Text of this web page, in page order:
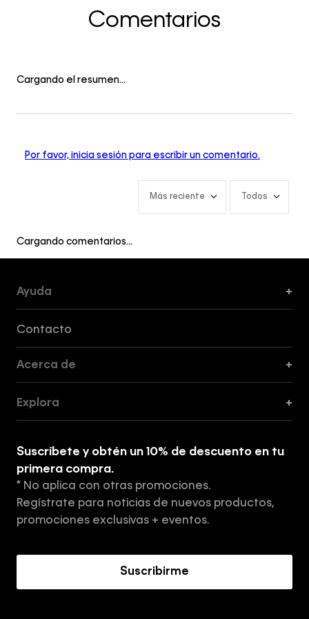
Comentarios
Cargando el resumen…
Por favor, inicia sesión para escribir un comentario.
Más reciente Todos
Cargando comentarios…
Ayuda +
Contacto
Acerca de +
Tiendas
Aviso de privacidad
Términos y Condiciones
Explora +
Suscríbete y obtén un 10% de descuento en tu
primera compra.
* No aplica con otras promociones.
Regístrate para noticias de nuevos productos,
promociones exclusivas + eventos.
Suscribirme